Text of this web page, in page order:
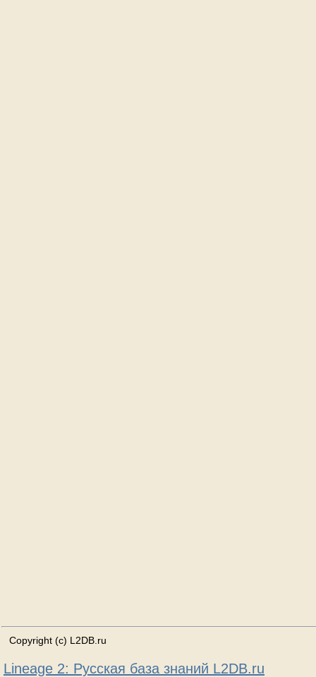
Copyright (c) L2DB.ru
Lineage 2: Русская база знаний L2DB.ru